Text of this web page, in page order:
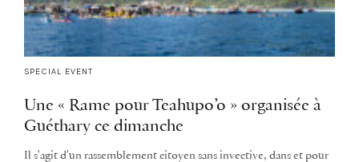
SPECIAL EVENT
Une « Rame pour Teahupo’o » organisée à
Guéthary ce dimanche
Il s'agit d'un rassemblement citoyen sans invective, dans et pour